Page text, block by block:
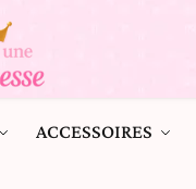
ACCESSOIRES